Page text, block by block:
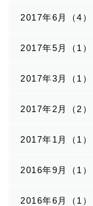
2017年6月（4）
2017年5月（1）
2017年3月（1）
2017年2月（2）
2017年1月（1）
2016年9月（1）
2016年6月（1）